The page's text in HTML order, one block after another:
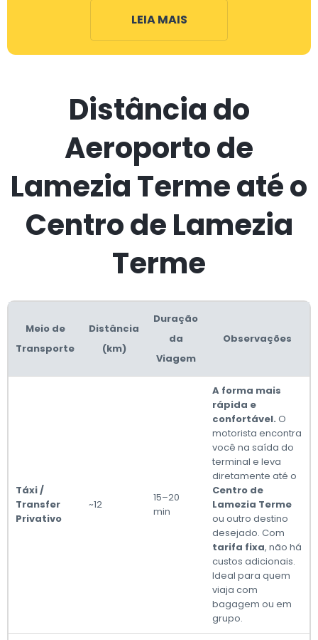
LEIA MAIS
Distância do
Aeroporto de
Lamezia Terme até o
Centro de Lamezia
Terme
Meio de
Transporte
Distância
(km)
Duração
da
Viagem
Observações
Táxi /
Transfer
Privativo
~12
15–20
min
A forma mais
rápida e
confortável. O
motorista encontra
você na saída do
terminal e leva
diretamente até o
Centro de
Lamezia Terme
ou outro destino
desejado. Com
tarifa fixa, não há
custos adicionais.
Ideal para quem
viaja com
bagagem ou em
grupo.